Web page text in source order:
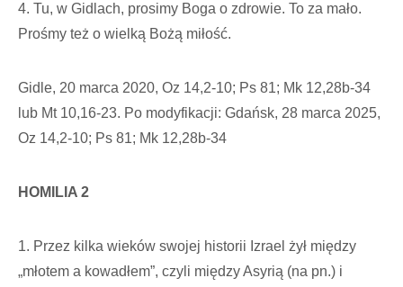
4. Tu, w Gidlach, prosimy Boga o zdrowie. To za mało.
Prośmy też o wielką Bożą miłość.
Gidle, 20 marca 2020, Oz 14,2-10; Ps 81; Mk 12,28b-34
lub Mt 10,16-23. Po modyfikacji: Gdańsk, 28 marca 2025,
Oz 14,2-10; Ps 81; Mk 12,28b-34
HOMILIA 2
1. Przez kilka wieków swojej historii Izrael żył między
„młotem a kowadłem”, czyli między Asyrią (na pn.) i